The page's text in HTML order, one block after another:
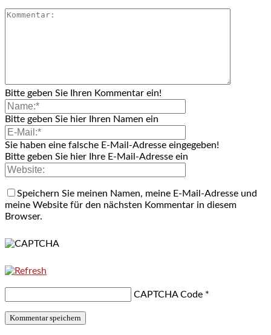
Bitte geben Sie Ihren Kommentar ein!
Bitte geben Sie hier Ihren Namen ein
Sie haben eine falsche E-Mail-Adresse eingegeben!
Bitte geben Sie hier Ihre E-Mail-Adresse ein
Speichern Sie meinen Namen, meine E-Mail-Adresse und
meine Website für den nächsten Kommentar in diesem
Browser.
CAPTCHA Code *